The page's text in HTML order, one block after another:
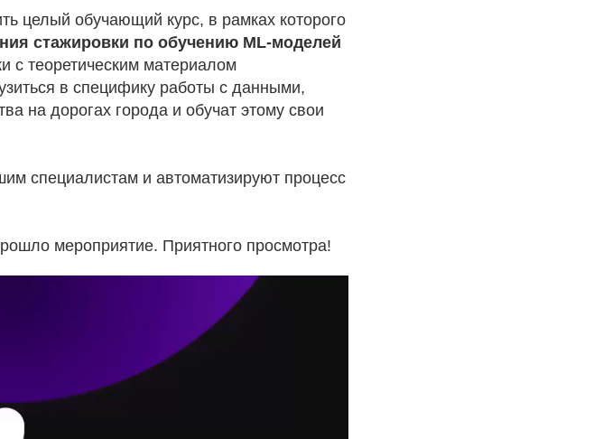
целый обучающий курс, в рамках которого
стажировки по обучению ML‑моделей
с теоретическим материалом
в специфику работы с данными,
на дорогах города и обучат этому свои
специалистам и автоматизируют процесс
мероприятие. Приятного просмотра!